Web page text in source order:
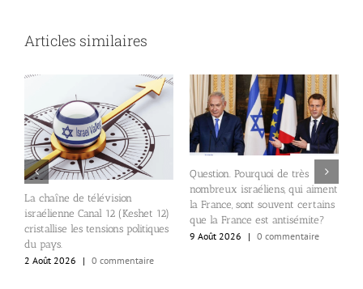
Articles similaires
La chaîne de télévision
israélienne Canal 12 (Keshet 12)
cristallise les tensions politiques
du pays.
2 Août 2026
| 0 commentaire
Question. Pourquoi de très
nombreux israéliens, qui aiment
la France, sont souvent certains
que la France est antisémite?
9 Août 2026
| 0 commentaire